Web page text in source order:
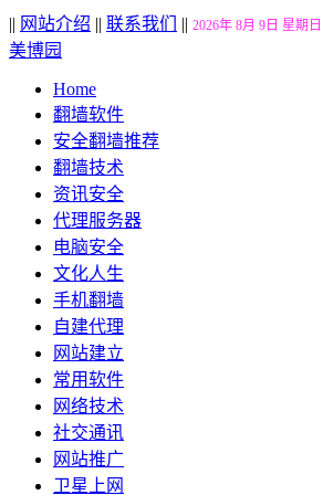
|| 网站介绍 || 联系我们 || 2026年 8月 9日 星期日
美博园
Home
翻墙软件
安全翻墙推荐
翻墙技术
资讯安全
代理服务器
电脑安全
文化人生
手机翻墙
自建代理
网站建立
常用软件
网络技术
社交通讯
网站推广
卫星上网